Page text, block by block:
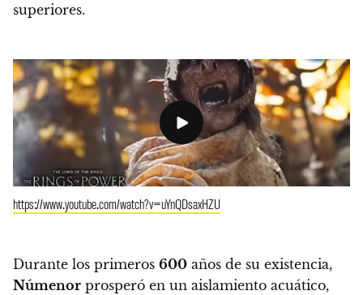
superiores.
https://www.youtube.com/watch?v=uYnQDsaxHZU
Durante los primeros 600 años de su existencia,
Númenor prosperó en un aislamiento acuático,